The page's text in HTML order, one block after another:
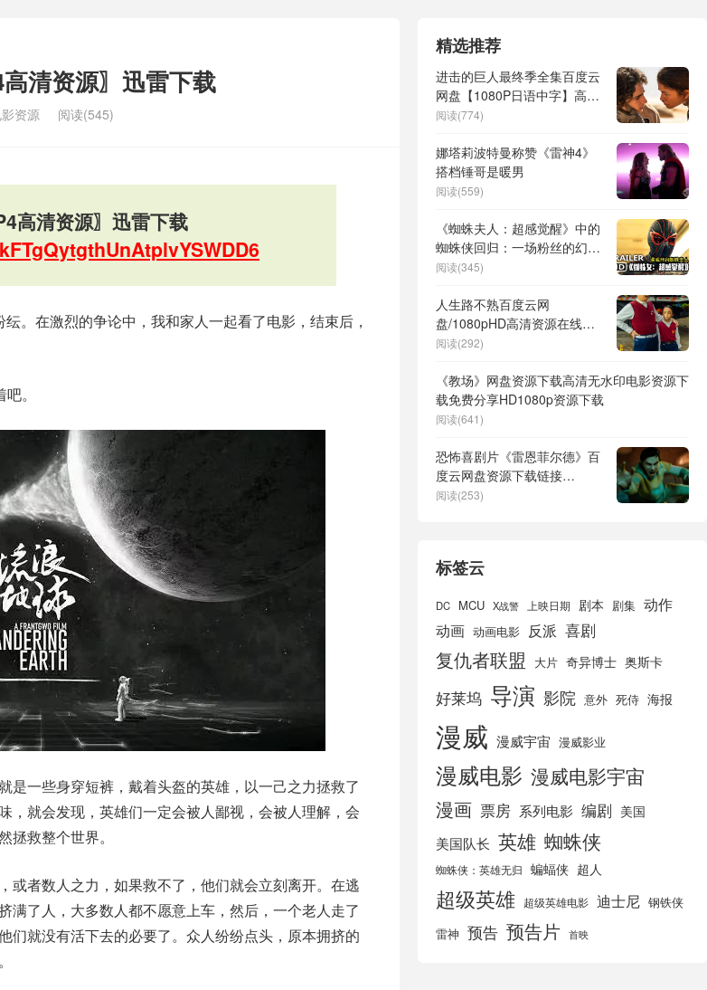
清资源〗迅雷下载
资源 阅读(545)
高清资源〗迅雷下载
。在激烈的争论中，我和家人一起看了电影，结束后，
。
是一些身穿短裤，戴着头盔的英雄，以一己之力拯救了
，就会发现，英雄们一定会被人鄙视，会被人理解，会
救整个世界。
或者数人之力，如果救不了，他们就会立刻离开。在逃
满了人，大多数人都不愿意上车，然后，一个老人走了
们就没有活下去的必要了。众人纷纷点头，原本拥挤的
精选推荐
进击的巨人最终季全集百度云
网盘【1080P日语中字】高清
资源
阅读(774)
娜塔莉波特曼称赞《雷神4》
搭档锤哥是暖男
阅读(559)
《蜘蛛夫人：超感觉醒》中的
蜘蛛侠回归：一场粉丝的幻
想？
阅读(345)
人生路不熟百度云网
盘/1080pHD高清资源在线观
看夸克网盘
阅读(292)
《教场》网盘资源下载高清无水印电影资源下
载免费分享HD1080p资源下载
阅读(641)
恐怖喜剧片《雷恩菲尔德》百
度云网盘资源下载链接
（HD1280P高清/3.9G-
阅读(253)
标签云
DC MCU X战警 上映日期 剧本 剧集 动作
动画 动画电影 反派 喜剧
复仇者联盟 大片 奇异博士 奥斯卡
好莱坞 导演 影院 意外 死侍 海报
漫威 漫威宇宙 漫威影业
漫威电影 漫威电影宇宙
漫画 票房 系列电影 编剧 美国
美国队长 英雄 蜘蛛侠
蜘蛛侠：英雄无归 蝙蝠侠 超人
超级英雄 超级英雄电影 迪士尼 钢铁侠
雷神 预告 预告片 首映